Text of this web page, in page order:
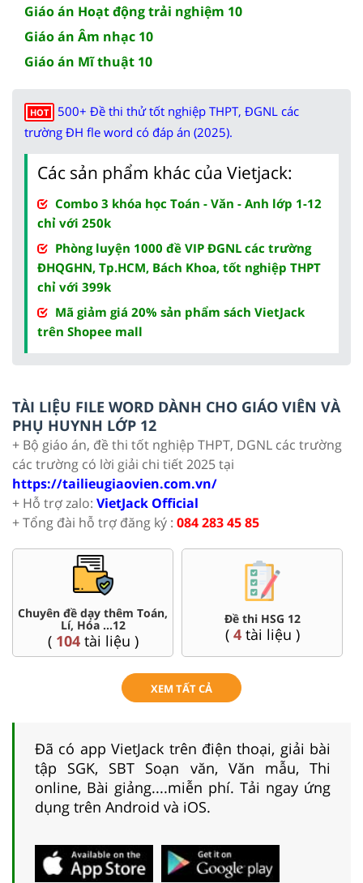
Giáo án Hoạt động trải nghiệm 10
Giáo án Âm nhạc 10
Giáo án Mĩ thuật 10
HOT
500+ Đề thi thử tốt nghiệp THPT, ĐGNL các
trường ĐH fle word có đáp án (2025).
Các sản phẩm khác của Vietjack:
Combo 3 khóa học Toán - Văn - Anh lớp 1-12
chỉ với 250k
Phòng luyện 1000 đề VIP ĐGNL các trường
ĐHQGHN, Tp.HCM, Bách Khoa, tốt nghiệp THPT
chỉ với 399k
Mã giảm giá 20% sản phẩm sách VietJack
trên Shopee mall
TÀI LIỆU FILE WORD DÀNH CHO GIÁO VIÊN VÀ
PHỤ HUYNH LỚP 12
+ Bộ giáo án, đề thi tốt nghiệp THPT, DGNL các trường
các trường có lời giải chi tiết 2025 tại
https://tailieugiaovien.com.vn/
+ Hỗ trợ zalo: VietJack Official
+ Tổng đài hỗ trợ đăng ký : 084 283 45 85
Chuyên đề dạy thêm Toán,
Lí, Hóa ...12
( 104tài liệu )
Đề thi HSG 12
( 4tài liệu )
XEM TẤT CẢ
Đã có app VietJack trên điện thoại, giải bài
tập SGK, SBT Soạn văn, Văn mẫu, Thi
online, Bài giảng....miễn phí. Tải ngay ứng
dụng trên Android và iOS.